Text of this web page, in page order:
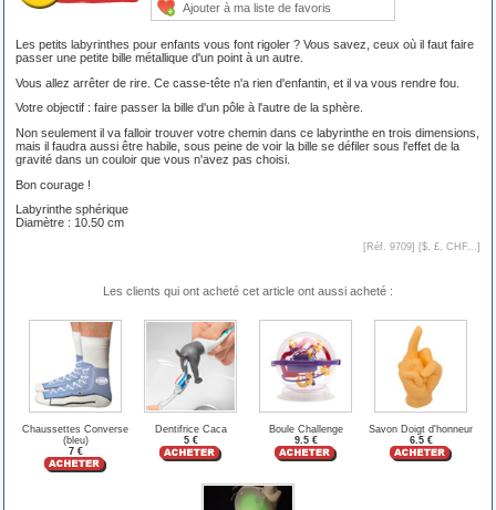
Ajouter à ma liste de favoris
Les petits labyrinthes pour enfants vous font rigoler ? Vous savez, ceux où il faut faire
passer une petite bille métallique d'un point à un autre.
Vous allez arrêter de rire. Ce casse-tête n'a rien d'enfantin, et il va vous rendre fou.
Votre objectif : faire passer la bille d'un pôle à l'autre de la sphère.
Non seulement il va falloir trouver votre chemin dans ce labyrinthe en trois dimensions,
mais il faudra aussi être habile, sous peine de voir la bille se défiler sous l'effet de la
gravité dans un couloir que vous n'avez pas choisi.
Bon courage !
Labyrinthe sphérique
Diamètre : 10.50 cm
[Réf. 9709] [$, £, CHF... ]
Les clients qui ont acheté cet article ont aussi acheté :
Chaussettes Converse
(bleu)
7 €
Dentifrice Caca
5 €
Boule Challenge
9.5 €
Savon Doigt d'honneur
6.5 €